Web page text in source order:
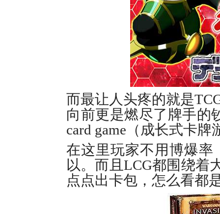
而最让人头疼的就是
向前更是燃尽了牌手的
card game（成长式卡牌
在这里玩家不用博爆率
以。而且LCG都围绕着
点点出卡包，怎么看都